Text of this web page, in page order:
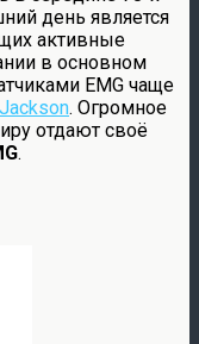
день является
активные
в основном
EMG чаще
Jackson. Огромное
отдают своё
.